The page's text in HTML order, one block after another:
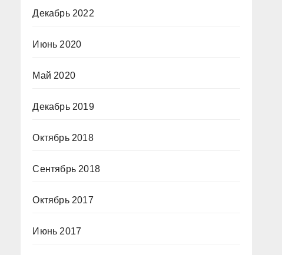
Декабрь 2022
Июнь 2020
Май 2020
Декабрь 2019
Октябрь 2018
Сентябрь 2018
Октябрь 2017
Июнь 2017